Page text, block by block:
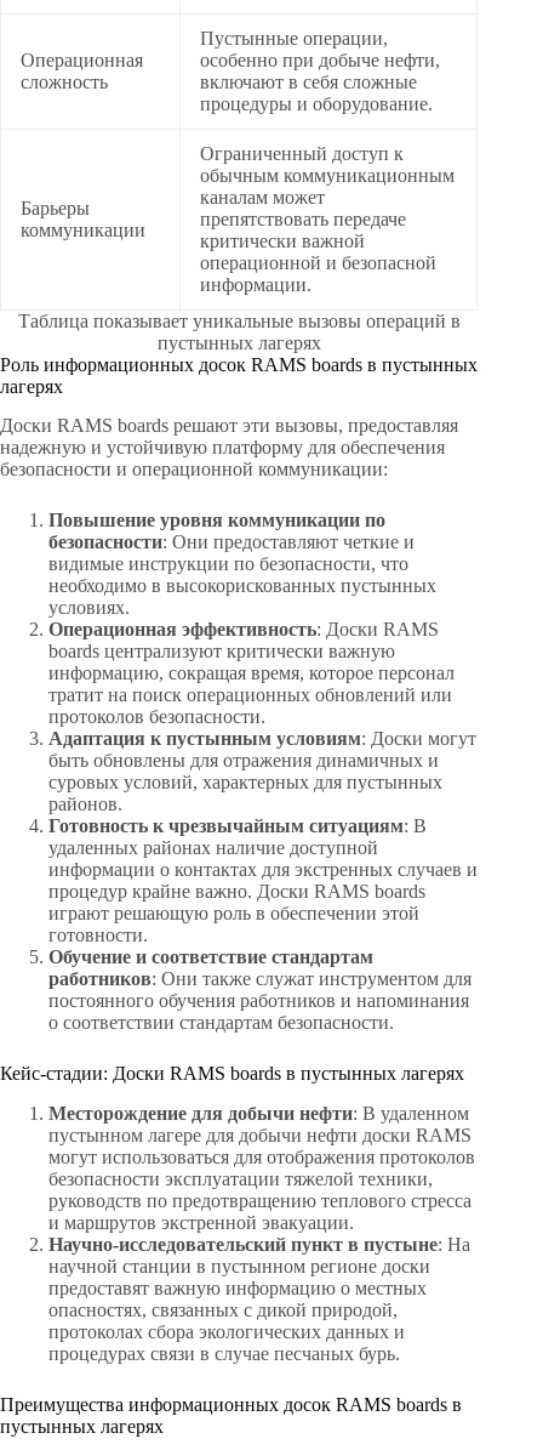
Операционная
сложность
Пустынные операции,
особенно при добыче нефти,
включают в себя сложные
процедуры и оборудование.
Барьеры
коммуникации
Ограниченный доступ к
обычным коммуникационным
каналам может
препятствовать передаче
критически важной
операционной и безопасной
информации.
Таблица показывает уникальные вызовы операций в
пустынных лагерях
Роль информационных досок RAMS boards в пустынных
лагерях
Доски RAMS boards решают эти вызовы, предоставляя
надежную и устойчивую платформу для обеспечения
безопасности и операционной коммуникации:
Повышение уровня коммуникации по
безопасности: Они предоставляют четкие и
видимые инструкции по безопасности, что
необходимо в высокорискованных пустынных
условиях.
Операционная эффективность: Доски RAMS
boards централизуют критически важную
информацию, сокращая время, которое персонал
тратит на поиск операционных обновлений или
протоколов безопасности.
Адаптация к пустынным условиям: Доски могут
быть обновлены для отражения динамичных и
суровых условий, характерных для пустынных
районов.
Готовность к чрезвычайным ситуациям: В
удаленных районах наличие доступной
информации о контактах для экстренных случаев и
процедур крайне важно. Доски RAMS boards
играют решающую роль в обеспечении этой
готовности.
Обучение и соответствие стандартам
работников: Они также служат инструментом для
постоянного обучения работников и напоминания
о соответствии стандартам безопасности.
Кейс-стадии: Доски RAMS boards в пустынных лагерях
Месторождение для добычи нефти: В удаленном
пустынном лагере для добычи нефти доски RAMS
могут использоваться для отображения протоколов
безопасности эксплуатации тяжелой техники,
руководств по предотвращению теплового стресса
и маршрутов экстренной эвакуации.
Научно-исследовательский пункт в пустыне: На
научной станции в пустынном регионе доски
предоставят важную информацию о местных
опасностях, связанных с дикой природой,
протоколах сбора экологических данных и
процедурах связи в случае песчаных бурь.
Преимущества информационных досок RAMS boards в
пустынных лагерях